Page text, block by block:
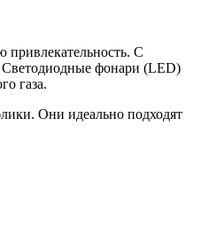
С
Светодиодные фонари (LЕD)
газа.
Они идеально подходят